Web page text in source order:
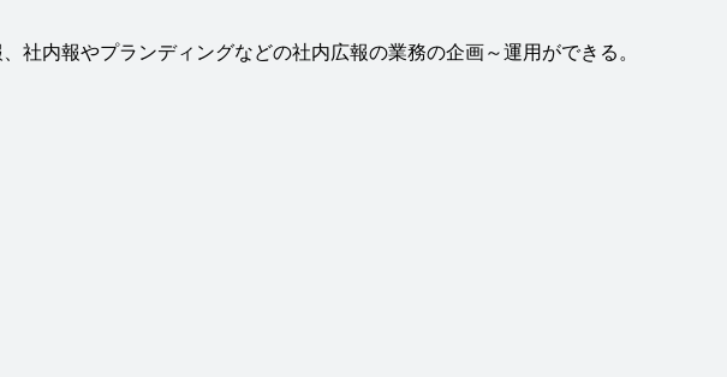
内報やプランディングなどの社内広報の業務の企画～運用ができる。